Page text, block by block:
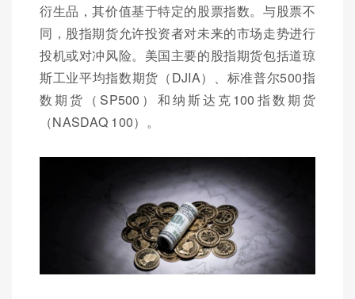
衍生品，其价值基于特定的股票指数。与股票不
同，股指期货允许投资者对未来的市场走势进行
投机或对冲风险。美国主要的股指期货包括道琼
斯工业平均指数期货（DJIA）、标准普尔500指
数期货（SP500）和纳斯达克100指数期货
（NASDAQ 100）。